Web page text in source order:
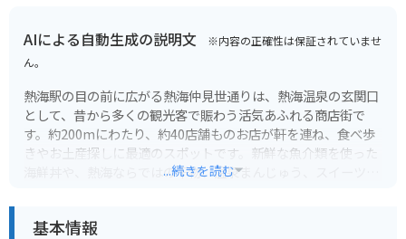
AIによる自動生成の説明文 ※内容の正確性は保証されていませ
ん。
熱海駅の目の前に広がる熱海仲見世通りは、熱海温泉の玄関口
として、昔から多くの観光客で賑わう活気あふれる商店街で
す。約200mにわたり、約40店舗ものお店が軒を連ね、食べ歩
きやお土産探しに最適のスポットです。新鮮な魚介類を使った
海鮮丼や、熱海ならではの干物、温泉まんじゅう、スイーツな
...続きを読む
基本情報